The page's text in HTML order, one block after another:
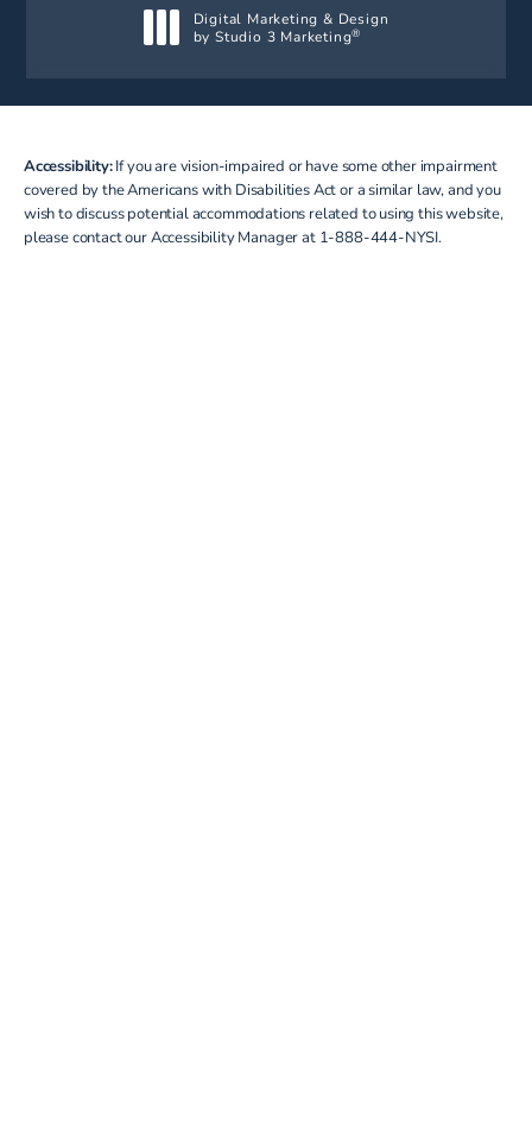
Digital Marketing & Design
by Studio 3 Marketing®
Accessibility:If you are vision-impaired or have some other impairment
covered by the Americans with Disabilities Act or a similar law, and you
wish to discuss potential accommodations related to using this website,
please contact our Accessibility Manager at 1-888-444-NYSI.